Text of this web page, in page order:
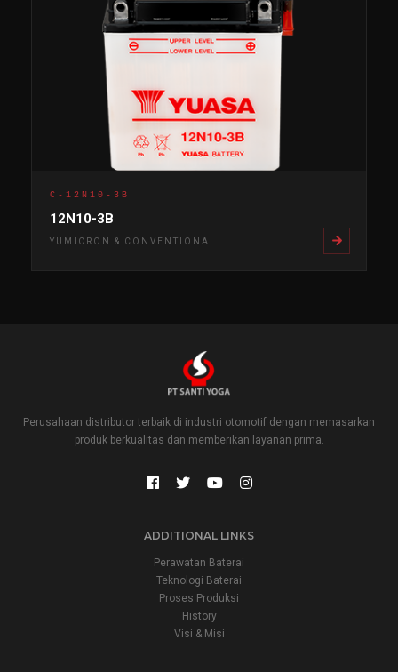
C-12N10-3B
12N10-3B
YUMICRON & CONVENTIONAL
Perusahaan distributor terbaik di industri otomotif dengan memasarkan
produk berkualitas dan memberikan layanan prima.
ADDITIONAL LINKS
Perawatan Baterai
Teknologi Baterai
Proses Produksi
History
Visi & Misi